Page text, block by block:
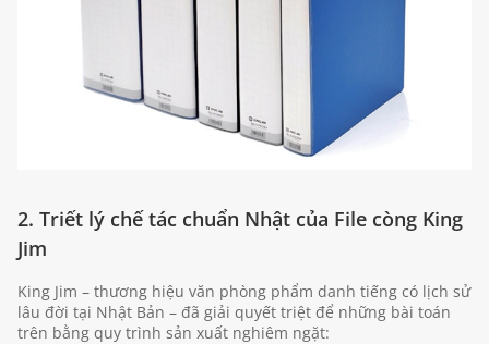
2. Triết lý chế tác chuẩn Nhật của File còng King
Jim
King Jim – thương hiệu văn phòng phẩm danh tiếng có lịch sử
lâu đời tại Nhật Bản – đã giải quyết triệt để những bài toán
trên bằng quy trình sản xuất nghiêm ngặt: